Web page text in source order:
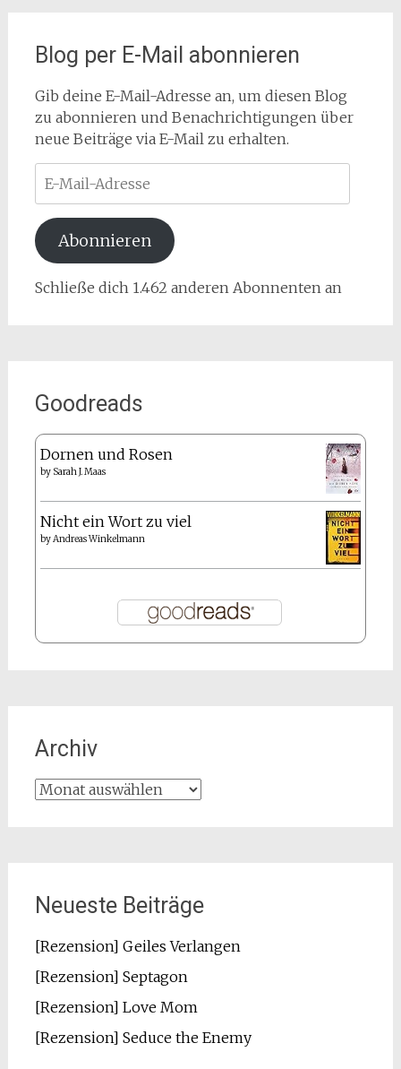
Blog per E-Mail abonnieren
Gib deine E-Mail-Adresse an, um diesen Blog
zu abonnieren und Benachrichtigungen über
neue Beiträge via E-Mail zu erhalten.
Mail-
Adresse
Abonnieren
Schließe dich 1.462 anderen Abonnenten an
Goodreads
Dornen und Rosen
by Sarah J. Maas
Nicht ein Wort zu viel
byAndreas Winkelmann
Archiv
Archiv
Neueste Beiträge
[Rezension] Geiles Verlangen
[Rezension] Septagon
[Rezension] Love Mom
[Rezension] Seduce the Enemy